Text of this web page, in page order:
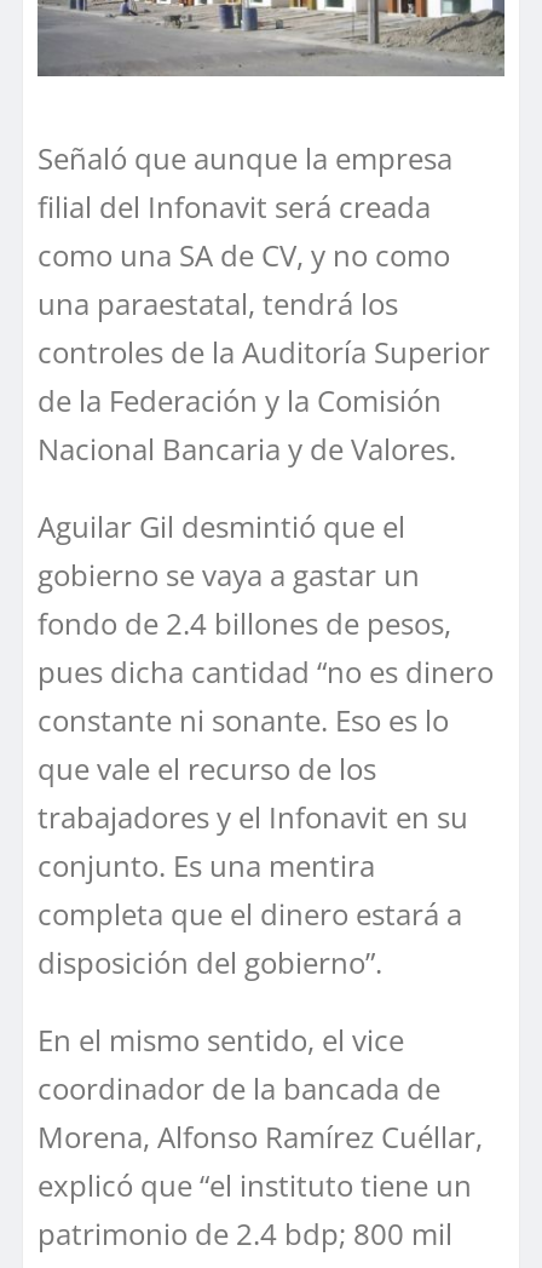
Señaló que aunque la empresa
filial del Infonavit será creada
como una SA de CV, y no como
una paraestatal, tendrá los
controles de la Auditoría Superior
de la Federación y la Comisión
Nacional Bancaria y de Valores.
Aguilar Gil desmintió que el
gobierno se vaya a gastar un
fondo de 2.4 billones de pesos,
pues dicha cantidad “no es dinero
constante ni sonante. Eso es lo
que vale el recurso de los
trabajadores y el Infonavit en su
conjunto. Es una mentira
completa que el dinero estará a
disposición del gobierno”.
En el mismo sentido, el vice
coordinador de la bancada de
Morena, Alfonso Ramírez Cuéllar,
explicó que “el instituto tiene un
patrimonio de 2.4 bdp; 800 mil